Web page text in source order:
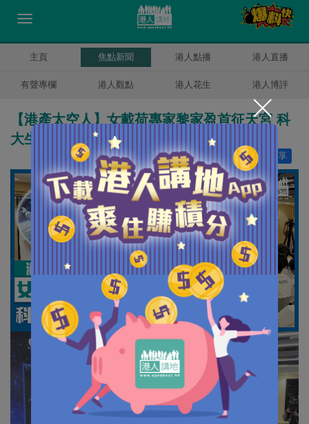
主頁 焦點新聞 港人點播 港人直播
有聲專欄 港人觀點 港人花生 港人博評
【港產太空人】女載荷專家黎家盈首征天宮 科
大生在港見證：非常激動
分享
讚好 10